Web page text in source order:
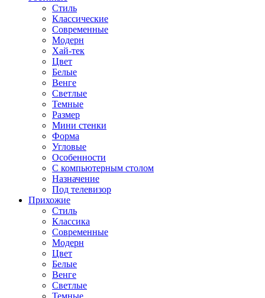
Стиль
Классические
Современные
Модерн
Хай-тек
Цвет
Белые
Венге
Светлые
Темные
Размер
Мини стенки
Форма
Угловые
Особенности
С компьютерным столом
Назначение
Под телевизор
Прихожие
Стиль
Классика
Современные
Модерн
Цвет
Белые
Венге
Светлые
Темные